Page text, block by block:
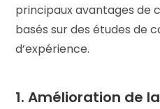
principaux avantages de
basés sur des études de
d’expérience.
1. Amélioration de